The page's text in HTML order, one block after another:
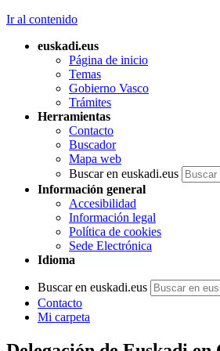
Ir al contenido
euskadi.eus
Página de inicio
Temas
Gobierno Vasco
Trámites
Herramientas
Contacto
Buscador
Mapa web
Buscar en euskadi.eus
Información general
Accesibilidad
Información legal
Política de cookies
Sede Electrónica
Idioma
Buscar en euskadi.eus
Contacto
Mi carpeta